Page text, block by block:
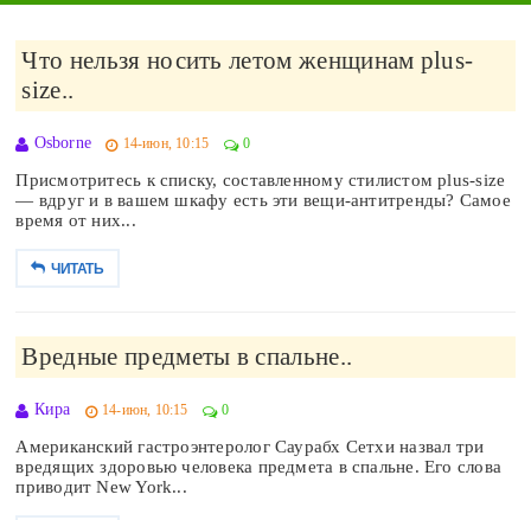
Что нельзя носить летом женщинам plus-
size..
Osborne 14-июн, 10:15 0
Присмотритесь к списку, составленному стилистом plus-size
— вдруг и в вашем шкафу есть эти вещи-антитренды? Самое
время от них...
ЧИТАТЬ
Вредные предметы в спальне..
Кира 14-июн, 10:15 0
Американский гастроэнтеролог Саурабх Сетхи назвал три
вредящих здоровью человека предмета в спальне. Его слова
приводит New York...